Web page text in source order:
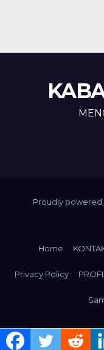
Proudly powered
Home
Privacy Policy PROFIL